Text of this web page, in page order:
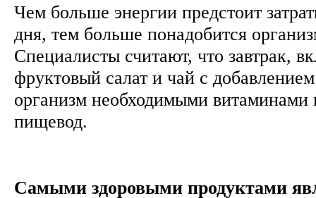
Чем больше энергии предстоит
дня, тем больше понадобится
Специалисты считают, что завтрак,
фруктовый салат и чай с
организм необходимыми витаминами
пищевод.
Самыми здоровыми продуктами